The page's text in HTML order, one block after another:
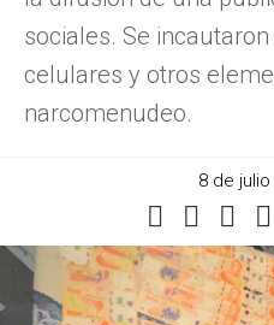
sociales. Se
celulares y otros
narcomenudeo.
8 de